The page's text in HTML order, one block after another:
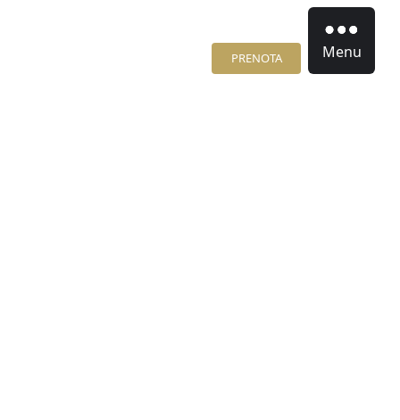
PRENOTA Menu